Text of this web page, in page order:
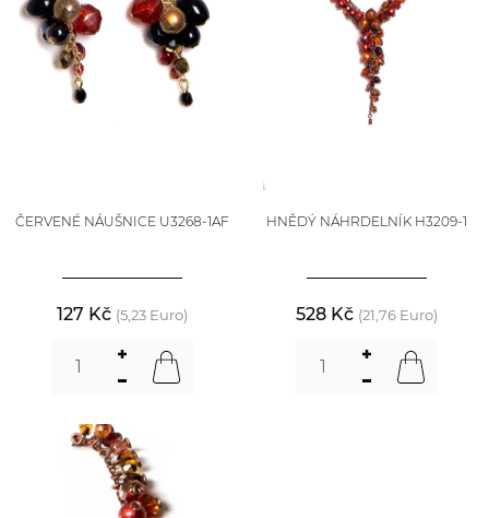
ČERVENÉ NÁUŠNICE U3268-1AF
127 Kč (5,23 Euro)
HNĚDÝ NÁHRDELNÍK H3209-1
528 Kč (21,76 Euro)